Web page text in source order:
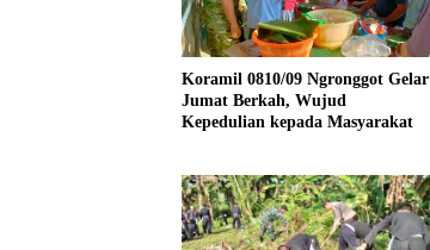
Koramil 0810/09 Ngronggot Gelar
Jumat Berkah, Wujud
Kepedulian kepada Masyarakat